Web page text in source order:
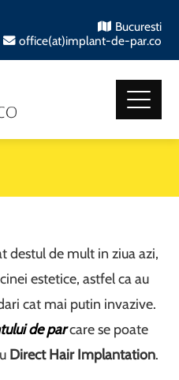
Bucuresti
office(at)implant-de-par.co
destul de mult in ziua azi,
estetice, astfel ca au
cat mai putin invazive.
de parcare se poate
Direct Hair Implantation.